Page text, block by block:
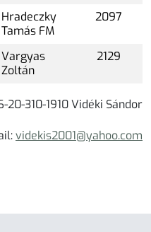
Hradeczky
Tamás FM
2097
Vargyas
Zoltán
2129
20-310-1910 Vidéki Sándor
videkis2001@yahoo.com